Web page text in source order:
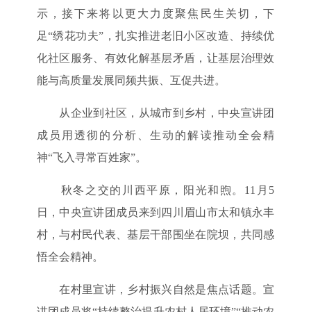
示，接下来将以更大力度聚焦民生关切，下
足“绣花功夫”，扎实推进老旧小区改造、持续优
化社区服务、有效化解基层矛盾，让基层治理效
能与高质量发展同频共振、互促共进。
从企业到社区，从城市到乡村，中央宣讲团
成员用透彻的分析、生动的解读推动全会精
神“飞入寻常百姓家”。
秋冬之交的川西平原，阳光和煦。11月5
日，中央宣讲团成员来到四川眉山市太和镇永丰
村，与村民代表、基层干部围坐在院坝，共同感
悟全会精神。
在村里宣讲，乡村振兴自然是焦点话题。宣